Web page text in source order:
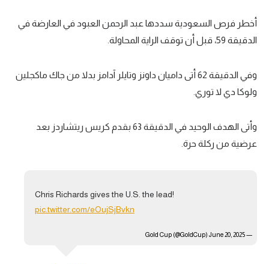
تحليل في الجول
كويز في الجول
أخطر فرص السعودية سددها عبد الرحمن العبود في العارضة في
الدقيقة 59، قبل أن توقف الراية المحاولة.
وفي الدقيقة 62 أتى داميان داونز وتايلر آدامز بدلا من جاك ماكجلين
ولوكا دي لا توري.
وأتى الهدف الوحيد في الدقيقة 63 بقدم كريس ريتشاردز بعد
عرضية من ركلة حرة.
Chris Richards gives the U.S. the lead!
pic.twitter.com/eOujSjBvkn
— Gold Cup (@GoldCup)
June 20, 2025